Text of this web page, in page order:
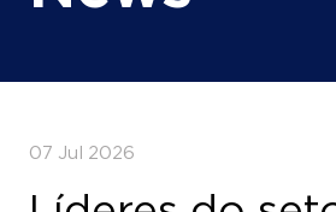
Líderes do